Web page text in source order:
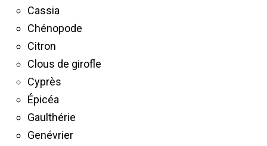
Cassia
Chénopode
Citron
Clous de girofle
Cyprès
Épicéa
Gaulthérie
Genévrier